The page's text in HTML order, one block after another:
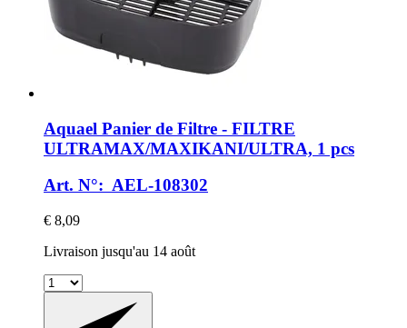
Aquael Panier de Filtre -​ FILTRE
ULTRAMAX/MAXIKANI/ULTRA, 1 pcs
Art. N°: AEL-108302
€ 8,09
Livraison jusqu'au 14 août